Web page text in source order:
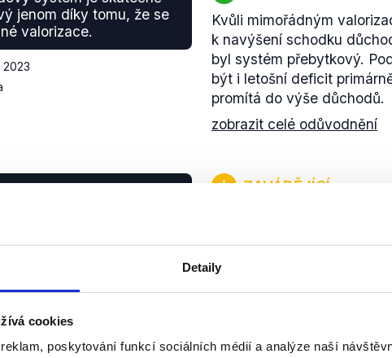
Detaily
cookies
poskytování funkcí sociálních médií a analýze naší
jenom díky tomu, že se
valorizace.
2023
Kvůli mimořádným
k navýšení schodku
byl systém přebytkový.
být i letošní deficit
promítá do výše důchodů.
zobrazit celé odůvodnění
co říká Národní
(pro rok 2023,
korun, a měla tam
valorizace.
2023
Státní rozpočet
ZAVÁDĚJÍCÍ
Zvýšení výdajů na
valorizaci zmínila
z prosince 2022. Vláda
předložit už do konce září,
v dané době mít nemohl.